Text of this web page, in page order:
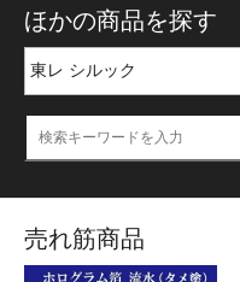
ほかの商品を探す
売れ筋商品